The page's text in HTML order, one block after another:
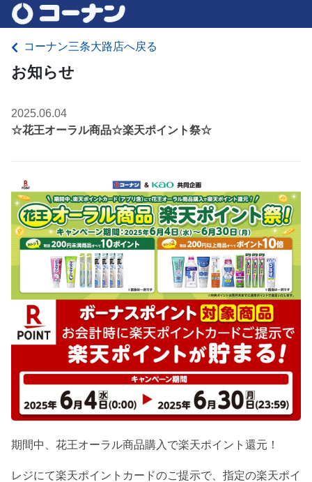
コーナン三条大路店へ戻る
お知らせ
2025.06.04
☆花王オーラル商品☆楽天ポイント祭☆
期間中、花王オーラル商品購入で楽天ポイント還元！
レジにて楽天ポイントカードのご提示で、指定の楽天ポイ